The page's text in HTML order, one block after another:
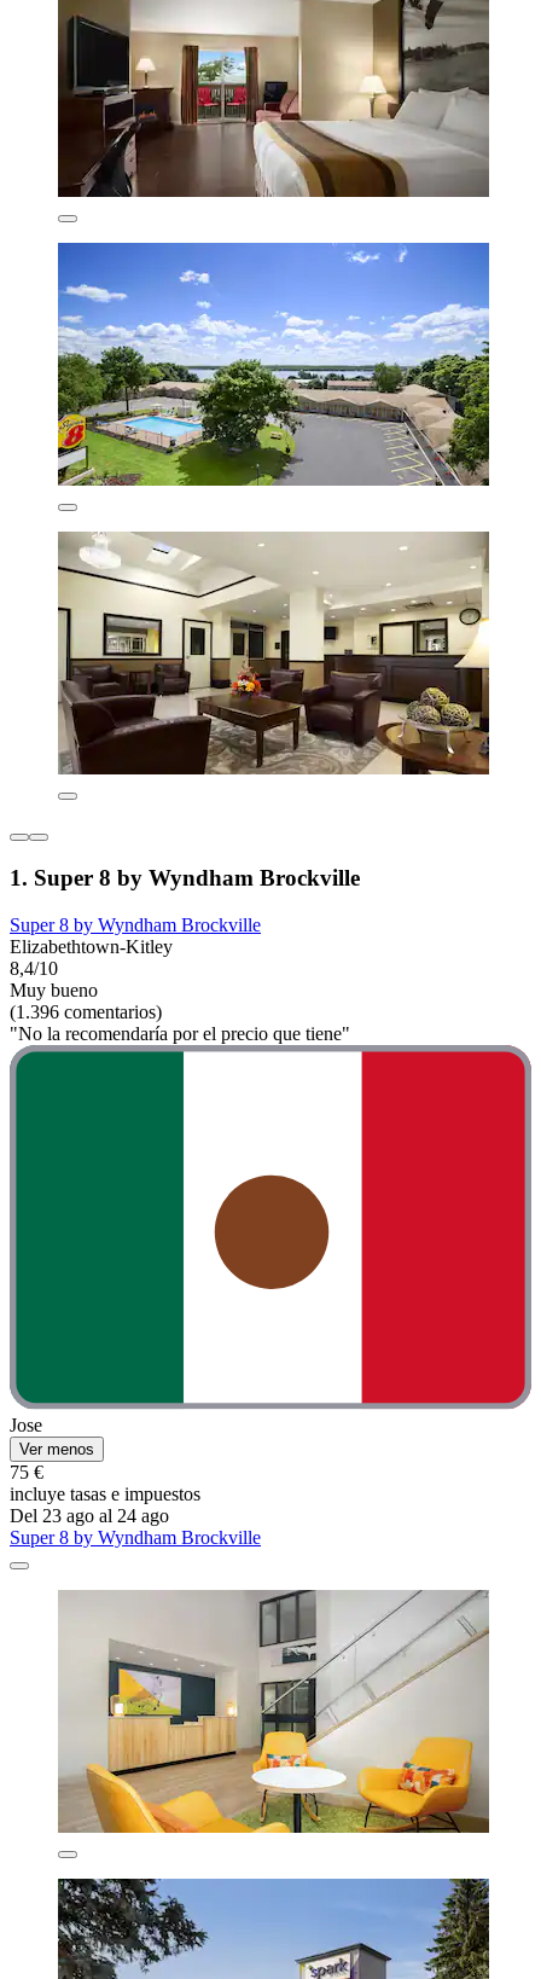
1. Super 8 by Wyndham Brockville
Super 8 by Wyndham Brockville
Elizabethtown-Kitley
8,4/10
Muy bueno
(1.396 comentarios)
"No la recomendaría por el precio que tiene"
Jose
Ver menos
75 €
incluye tasas e impuestos
Del 23 ago al 24 ago
Super 8 by Wyndham Brockville